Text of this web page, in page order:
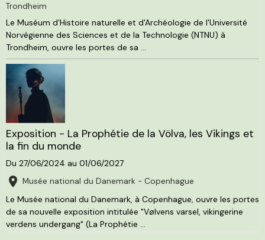
Trondheim
Le Muséum d'Histoire naturelle et d'Archéologie de l'Université
Norvégienne des Sciences et de la Technologie (NTNU) à
Trondheim, ouvre les portes de sa ...
Exposition - La Prophétie de la Völva, les Vikings et
la fin du monde
Du 27/06/2024 au 01/06/2027
Musée national du Danemark - Copenhague
Le Musée national du Danemark, à Copenhague, ouvre les portes
de sa nouvelle exposition intitulée "Vølvens varsel, vikingerine
verdens undergang" (La Prophétie ...